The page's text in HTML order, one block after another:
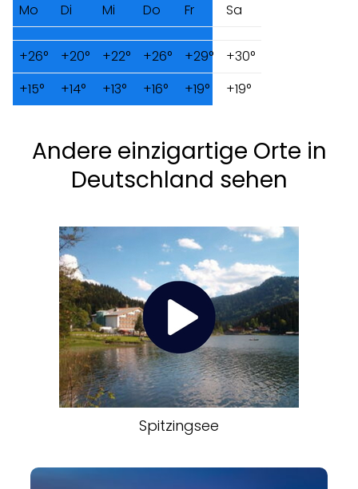
Mo
Di Mi Do Fr Sa
+26° +20° +22° +26° +29° +30°
+15° +14° +13° +16° +19° +19°
Andere einzigartige Orte in
Deutschland sehen
Spitzingsee